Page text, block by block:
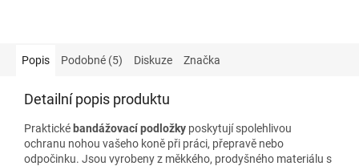
Popis Podobné (5) Diskuze Značka
Detailní popis produktu
Praktické bandážovací podložky poskytují spolehlivou
ochranu nohou vašeho koně při práci, přepravě nebo
odpočinku. Jsou vyrobeny z měkkého, prodyšného materiálu s